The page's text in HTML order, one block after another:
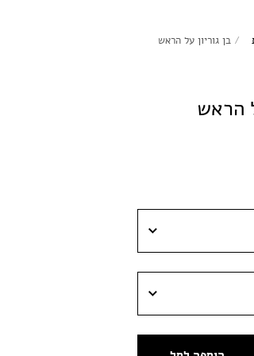
/ בן גוריון על הראש
הראש